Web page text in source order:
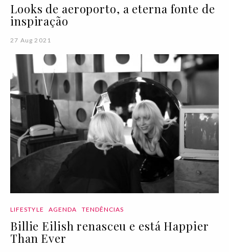
Looks de aeroporto, a eterna fonte de
inspiração
27 Aug 2021
LIFESTYLE AGENDA TENDÊNCIAS
Billie Eilish renasceu e está Happier
Than Ever